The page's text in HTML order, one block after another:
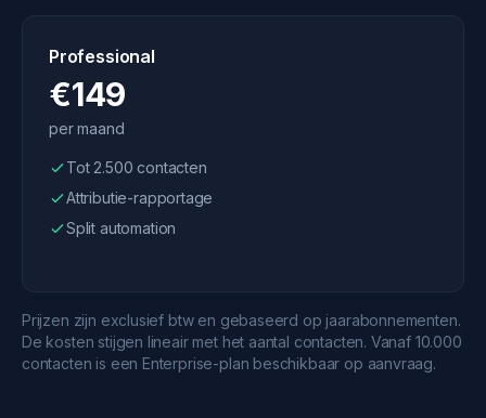
Professional
€149
per maand
Tot 2.500 contacten
Attributie-rapportage
Split automation
Prijzen zijn exclusief btw en gebaseerd op jaarabonnementen.
De kosten stijgen lineair met het aantal contacten. Vanaf 10.000
contacten is een Enterprise-plan beschikbaar op aanvraag.